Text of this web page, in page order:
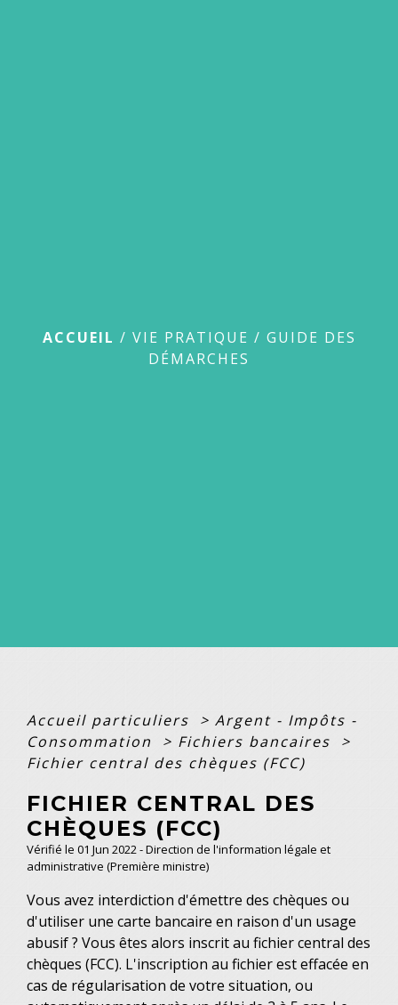
ACCUEIL / VIE PRATIQUE / GUIDE DES
DÉMARCHES
Accueil particuliers > Argent - Impôts -
Consommation
> Fichiers bancaires
>
Fichier central des chèques (FCC)
FICHIER CENTRAL DES
CHÈQUES (FCC)
Vérifié le 01 Jun 2022 - Direction de l'information légale et
administrative (Première ministre)
Vous avez interdiction d'émettre des chèques ou
d'utiliser une carte bancaire en raison d'un usage
abusif ? Vous êtes alors inscrit au fichier central des
chèques (FCC). L'inscription au fichier est effacée en
cas de régularisation de votre situation, ou